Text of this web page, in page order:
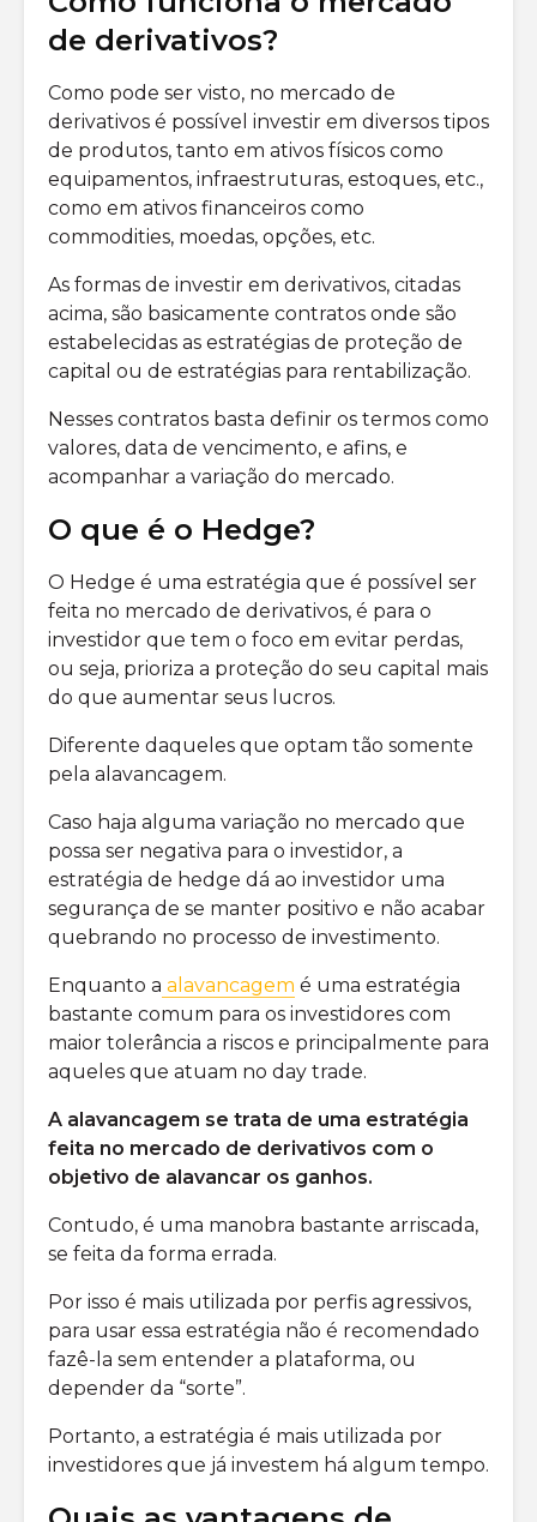
de derivativos?
Como pode ser visto, no mercado de
derivativos é possível investir em diversos tipos
de produtos, tanto em ativos físicos como
equipamentos, infraestruturas, estoques, etc.,
como em ativos financeiros como
commodities, moedas, opções, etc.
As formas de investir em derivativos, citadas
acima, são basicamente contratos onde são
estabelecidas as estratégias de proteção de
capital ou de estratégias para rentabilização.
Nesses contratos basta definir os termos como
valores, data de vencimento, e afins, e
acompanhar a variação do mercado.
O que é o Hedge?
O Hedge é uma estratégia que é possível ser
feita no mercado de derivativos, é para o
investidor que tem o foco em evitar perdas,
ou seja, prioriza a proteção do seu capital mais
do que aumentar seus lucros.
Diferente daqueles que optam tão somente
pela alavancagem.
Caso haja alguma variação no mercado que
possa ser negativa para o investidor, a
estratégia de hedge dá ao investidor uma
segurança de se manter positivo e não acabar
quebrando no processo de investimento.
Enquanto a alavancagem é uma estratégia
bastante comum para os investidores com
maior tolerância a riscos e principalmente para
aqueles que atuam no day trade.
A alavancagem se trata de uma estratégia
feita no mercado de derivativos com o
objetivo de alavancar os ganhos.
Contudo, é uma manobra bastante arriscada,
se feita da forma errada.
Por isso é mais utilizada por perfis agressivos,
para usar essa estratégia não é recomendado
fazê-la sem entender a plataforma, ou
depender da “sorte”.
Portanto, a estratégia é mais utilizada por
investidores que já investem há algum tempo.